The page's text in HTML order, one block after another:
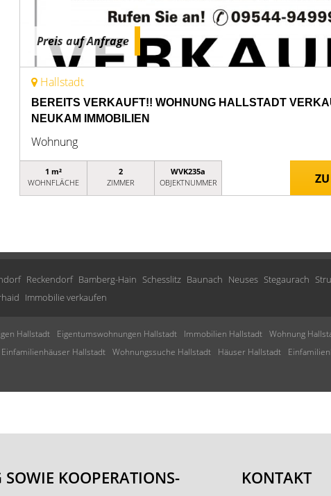
Preis auf Anfrage
Hallstadt
BEREITS VERKAUFT!! WOHNUNG HALLSTADT
NEUKAM IMMOBILIEN
Wohnung
1 m²
WOHNFLÄCHE
2
ZIMMER
WVK235a
OBJEKTNUMMER
Reckendorf Bamberg-Hain Schesslitz Baunach Neuses Stegaurach
Immobilie verkaufen
Hallstadt Eigentumswohnungen Hallstadt Immobilien Hallstadt Wohnung
Einfamilienhäuser Hallstadt Wohnungssuche Hallstadt Häuser Hallstadt
KOOPERATIONS-
KONTAKT